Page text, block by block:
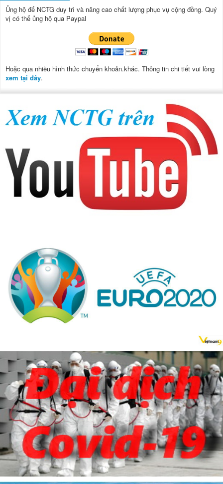
Ủng hộ để NCTG duy trì và nâng cao chất lượng phục vụ cộng đồng. Quý
vị có thể ủng hộ qua Paypal
Hoặc qua nhiều hình thức chuyển khoản.khác. Thông tin chi tiết vui lòng
xem tại đây.